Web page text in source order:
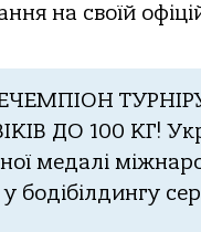
на своїй
ДО 100 КГ!
медалі